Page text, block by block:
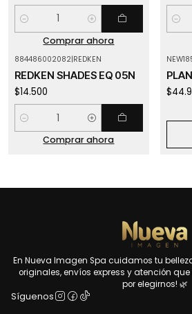
Cantidad
Comprar ahora
884486002082|REDKEN
REDKEN SHADES EQ 05N
$14.500
Cantidad
Comprar ahora
En Nueva Imagen Spa cuidamos tu
originales, envíos express y atención
por elegirnos! 🌿
Síguenos